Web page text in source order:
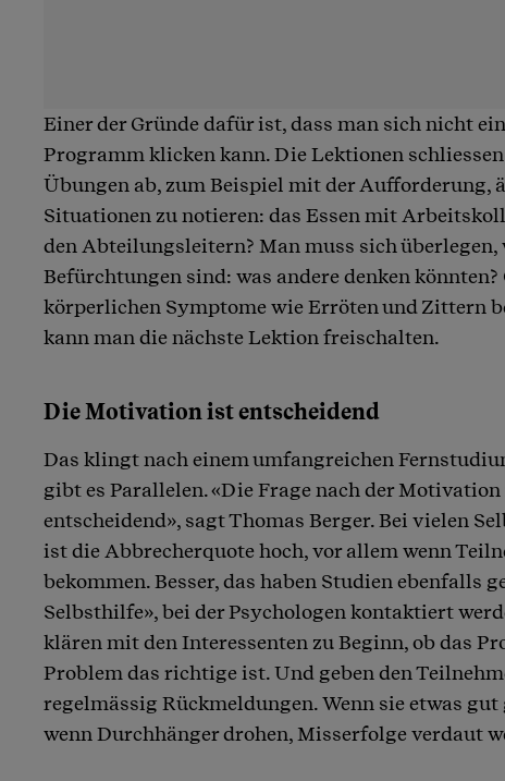
Einer der Gründe dafür ist, dass man sich nicht
Programm klicken kann. Die Lektionen
Übungen ab, zum Beispiel mit der Aufforderung,
Situationen zu notieren: das Essen mit
den Abteilungsleitern? Man muss sich
Befürchtungen sind: was andere denken könnten?
körperlichen Symptome wie Erröten und Zittern
kann man die nächste Lektion freischalten.
Die Motivation ist entscheidend
Das klingt nach einem umfangreichen
gibt es Parallelen. «Die Frage nach der
entscheidend», sagt Thomas Berger. Bei vielen
ist die Abbrecherquote hoch, vor allem wenn
bekommen. Besser, das haben Studien ebenfalls
Selbsthilfe», bei der Psychologen kontaktiert
klären mit den Interessenten zu Beginn, ob das
Problem das richtige ist. Und geben den
regelmässig Rückmeldungen. Wenn sie etwas gut
wenn Durchhänger drohen, Misserfolge verdaut